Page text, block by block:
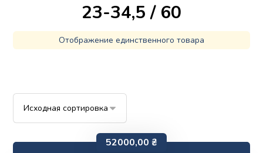
23-34,5 / 60
Отображение единственного товара
52000,00 ₴